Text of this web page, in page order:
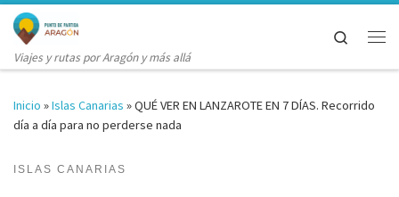
Saltar al contenido
Viajes y rutas por Aragón y más allá
Search
Inicio »Islas Canarias »QUÉ VER EN LANZAROTE EN 7 DÍAS. Recorrido
día a día para no perderse nada
ISLAS CANARIAS